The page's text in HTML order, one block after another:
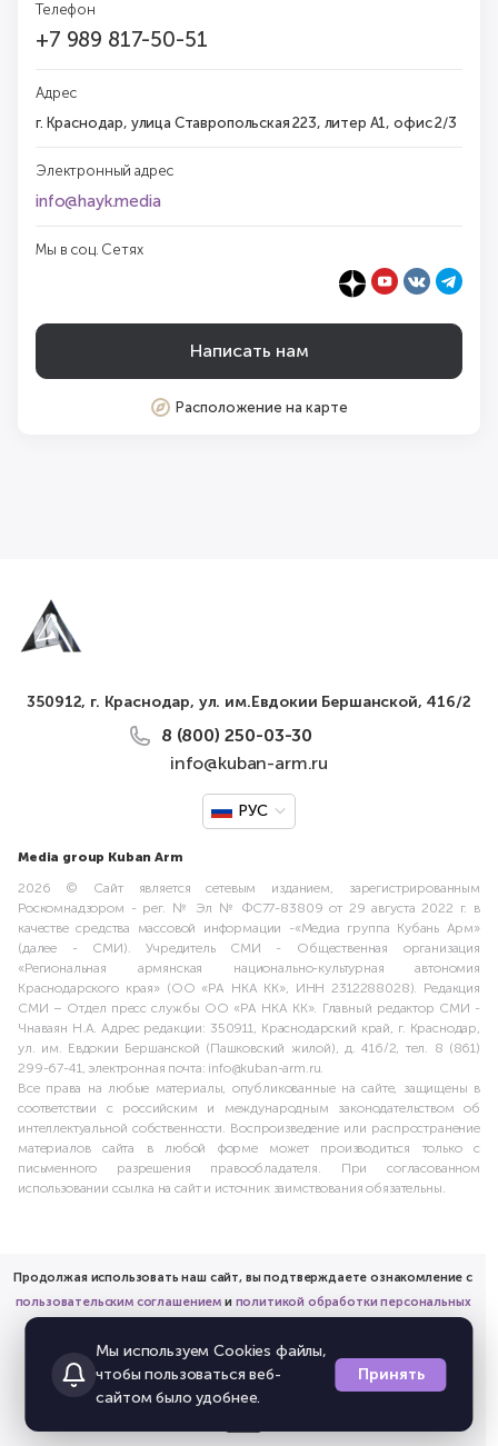
Телефон
+7 989 817-50-51
Адрес
г. Краснодар, улица Ставропольская 223, литер А1, офис 2/3
Электронный адрес
info@hayk.media
Мы в соц. Сетях
Написать нам
Расположение на карте
350912, г. Краснодар, ул. им.Евдокии Бершанской, 416/2
8 (800) 250-03-30
info@kuban-arm.ru
РУС
Media group Kuban Arm
2026 © Сайт является сетевым изданием, зарегистрированным
Роскомнадзором - рег. № Эл № ФС77-83809 от 29 августа 2022 г. в
качестве средства массовой информации -«Медиа группа Кубань Арм»
(далее - СМИ). Учредитель СМИ - Общественная организация
«Региональная армянская национально-культурная автономия
Краснодарского края» (ОО «РА НКА КК», ИНН 2312288028). Редакция
СМИ – Отдел пресс службы ОО «РА НКА КК». Главный редактор СМИ -
Чнаваян Н.А. Адрес редакции: 350911, Краснодарский край, г. Краснодар,
ул. им. Евдокии Бершанской (Пашковский жилой), д. 416/2, тел. 8 (861)
299-67-41, электронная почта: info@kuban-arm.ru.
Все права на любые материалы, опубликованные на сайте, защищены в
соответствии с российским и международным законодательством об
интеллектуальной собственности. Воспроизведение или распространение
материалов сайта в любой форме может производиться только с
письменного разрешения правообладателя. При согласованном
использовании ссылка на сайт и источник заимствования обязательны.
Продолжая использовать наш сайт, вы подтверждаете ознакомление с
пользовательским соглашением и политикой обработки персональных
и предоставляете согласие на обработку соответствующих
персональных данных.
Мы используем Cookies файлы,
чтобы пользоваться веб-
сайтом было удобнее.
Принять